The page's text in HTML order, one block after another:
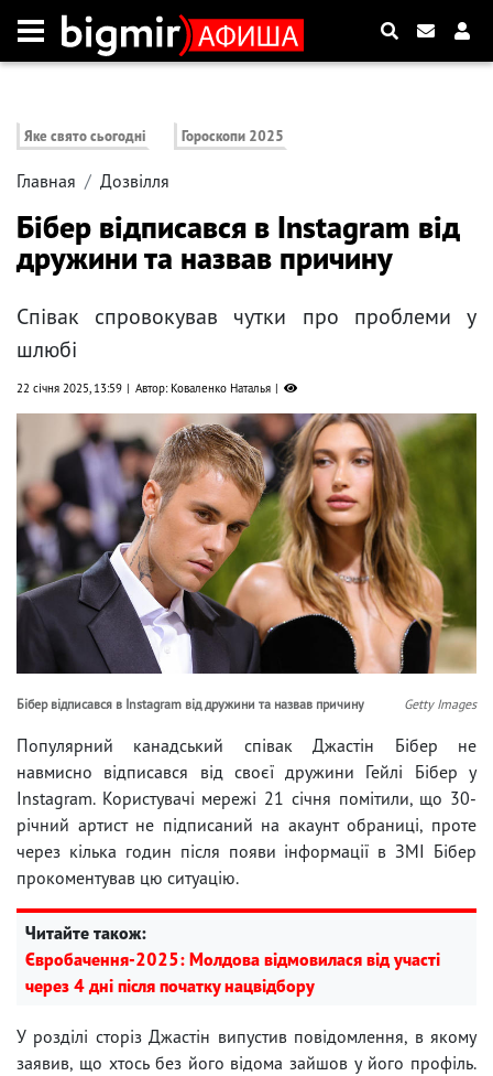
Яке свято сьогодні Гороскопи 2025
Главная Дозвілля
Бібер відписався в Instagram від
дружини та назвав причину
Співак спровокував чутки про проблеми у
шлюбі
22 січня 2025, 13:59 Автор: Коваленко Наталья
Бібер відписався в Instagram від дружини та назвав причину Getty Images
Популярний канадський співак Джастін Бібер не
навмисно відписався від своєї дружини Гейлі Бібер у
Instagram. Користувачі мережі 21 січня помітили, що 30-
річний артист не підписаний на акаунт обраниці, проте
через кілька годин після появи інформації в ЗМІ Бібер
прокоментував цю ситуацію.
Читайте також:
Євробачення-2025: Молдова відмовилася від участі
через 4 дні після початку нацвідбору
У розділі сторіз Джастін випустив повідомлення, в якому
заявив, що хтось без його відома зайшов у його профіль.